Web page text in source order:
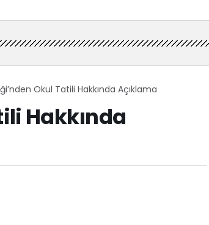
Okul Tatili Hakkında Açıklama
Hakkında